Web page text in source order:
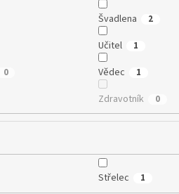
Švadlena 2
Učitel 1
0 Vědec 1
Zdravotník 0
Střelec 1